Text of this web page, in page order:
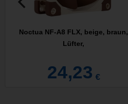
Noctua NF-A8 FLX, beige, braun,
Lüfter,
24,23 €